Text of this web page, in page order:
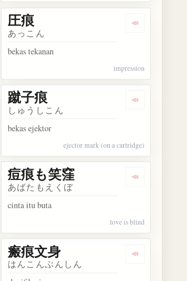
kosakata ブレーキ痕 Dengarkan
圧痕
あっこん
bekas tekanan
impression
kosakata 手術痕 Dengarkan
蹴子痕
しゅうしこん
bekas ejektor
ejector mark (on a cartridge)
kosakata 生痕化石 Dengarkan
痘痕も笑窪
あばたもえくぼ
cinta itu buta
love is blind
kosakata 瘢痕組織 Dengarkan
瘢痕文身
はんこんぶんしん